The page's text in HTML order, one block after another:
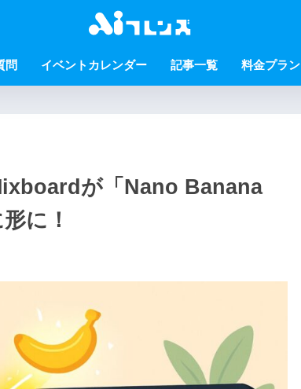
問 イベントカレンダー 記事一覧 料金プラン
が「Nano Banana
に！